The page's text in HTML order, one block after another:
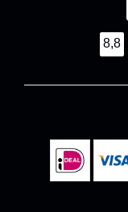
8,8